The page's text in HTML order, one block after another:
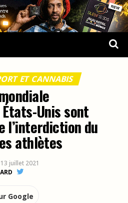
ET CANNABIS
Unis sont
l’interdiction du
athlètes
13 juillet 2021
Google